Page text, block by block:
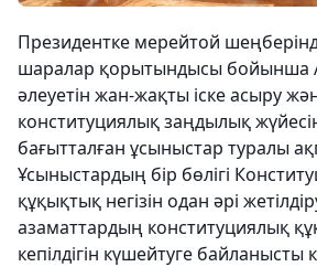
Президентке мерейтой
шаралар қорытындысы бойынша
әлеуетін жан-жақты іске асыру
конституциялық заңдылық
бағытталған ұсыныстар туралы
Ұсыныстардың бір бөлігі
құқықтық негізін одан әрі
азаматтардың конституциялық
кепілдігін күшейтуге байланысты